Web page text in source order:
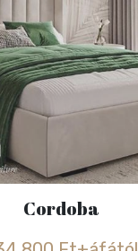
Cordoba